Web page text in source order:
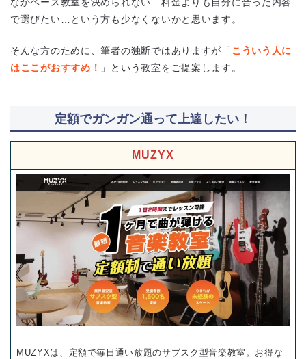
で選びたい…という方も少なくないかと思います。
そんな方のために、筆者の独断ではありますが「 こういう人に
はここがおすすめ！
」という教室をご提案します。
定額でガンガン通って上達したい！
MUZYX
MUZYXは、定額で毎日通い放題のサブスク型音楽教室。お得な